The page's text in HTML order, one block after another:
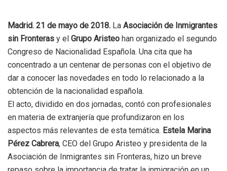
Madrid. 21 de mayo de 2018. La Asociación de Inmigrantes
sin Fronteras y el Grupo Aristeo han organizado el segundo
Congreso de Nacionalidad Española. Una cita que ha
concentrado a un centenar de personas con el objetivo de
dar a conocer las novedades en todo lo relacionado a la
obtención de la nacionalidad española.
El acto, dividido en dos jornadas, contó con profesionales
en materia de extranjería que profundizaron en los
aspectos más relevantes de esta temática. Estela Marina
Pérez Cabrera, CEO del Grupo Aristeo y presidenta de la
Asociación de Inmigrantes sin Fronteras, hizo un breve